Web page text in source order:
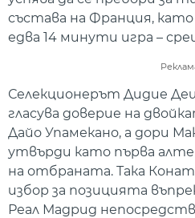
състава на Франция,
едва 14 минути игра –
Селекционерът Дидие
гласува доверие на
Дайо Упамекано, а дори
утвърди като първа
на отбраната. Така
избор за позицията
Реал Мадрид